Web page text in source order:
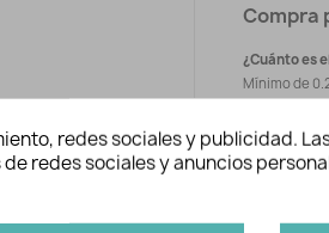
Compra
¿Cuánto es
Mínimo de
quieres y la
dará el
Precio
redes sociales y publicidad.
redes sociales y anuncios